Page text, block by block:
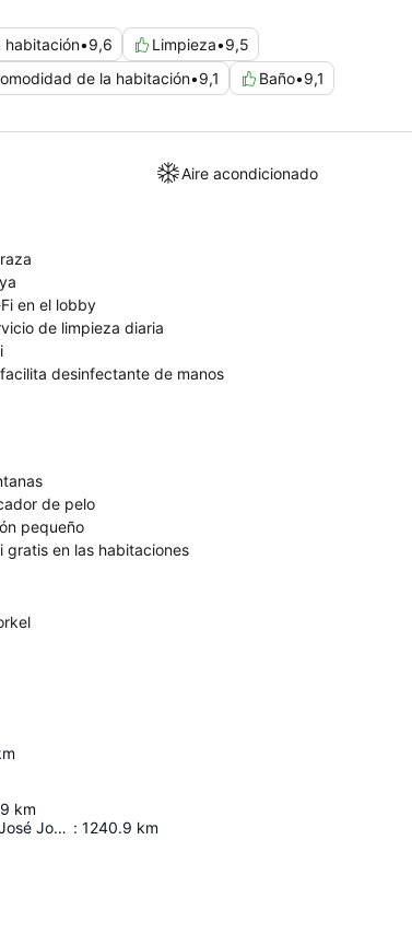
habitación•9,6 Limpieza•9,5
de la habitación•9,1 Baño•9,1
Aire acondicionado
en el lobby
de limpieza diaria
desinfectante de manos
de pelo
pequeño
gratis en las habitaciones
km
Aeropuerto Internacional José Joaquín De Olmedo : 1240.9 km